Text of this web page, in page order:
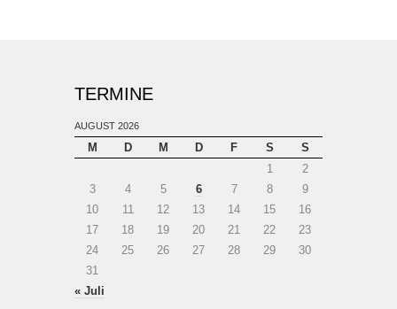
TERMINE
AUGUST 2026
M D M D F S
S
1
2
3
4 5 6 7 8
9
10
11 12 13 14 15
16
17
18 19 20 21 22
23
24
25 26 27 28 29
30
31
« Juli